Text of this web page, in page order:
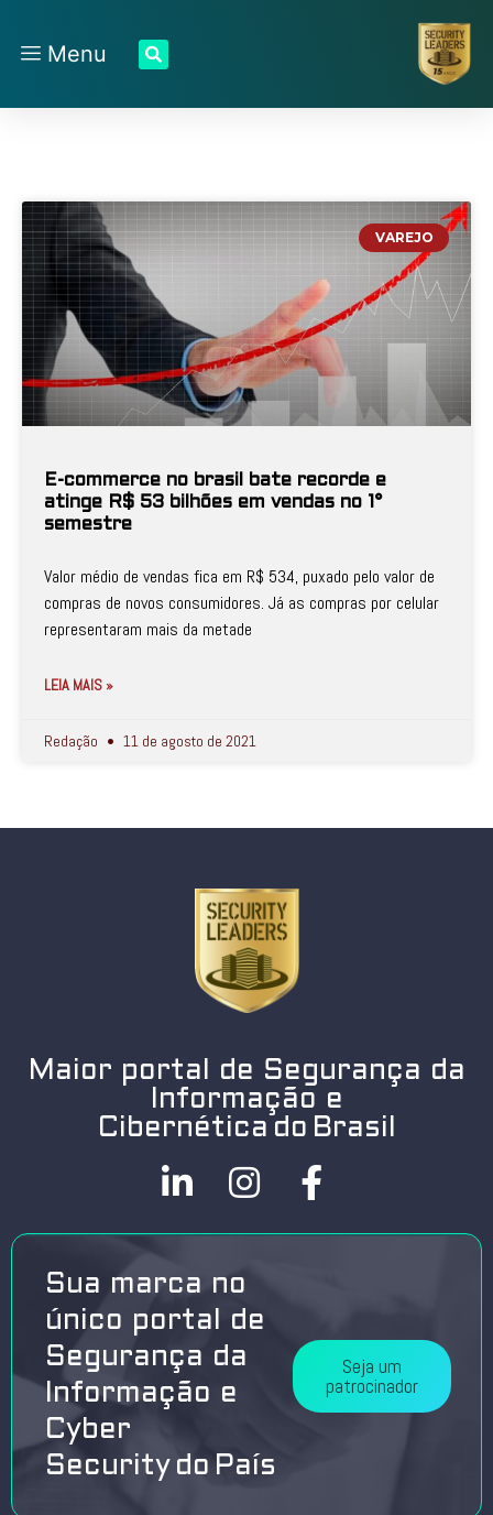
Menu
VAREJO
E-commerce no brasil bate recorde e
atinge R$ 53 bilhões em vendas no 1°
semestre
Valor médio de vendas fica em R$ 534, puxado pelo valor de
compras de novos consumidores. Já as compras por celular
representaram mais da metade
LEIA MAIS »
Redação 11 de agosto de 2021
Maior portal de Segurança da
Informação e
Cibernética do Brasil
Sua marca no
único portal de
Segurança da
Informação e
Cyber
Security do País
Seja um
patrocinador